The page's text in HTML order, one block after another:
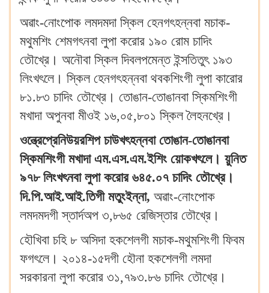
অৱাং-নোংপোক লমদমদা স্কিল হেনগৎহন্নবা মচাক-
মথুমশিং শেমগৎনবা লুপা করোর ১৯০ রোম চাদিং
তৌখ্রে। অনৌবা স্কিল দিবলপমেন্ত ইন্সতিতুৎ ১৯৩
লিংখৎলে। স্কিল হেনগৎহন্নবা থবকশিংগী লুপা কারোর
৮১.৮৩ চাদিং তৌখ্রে। তোঙান-তোঙানবা স্কিমশিংগী
মখাদা অপুনবা মীওই ১৬,০৫,৮০১ স্কিল লৈহনখ্রে।
ওন্ত্রেপ্রেনিউয়রশিপ চাউখৎহন্নবা তোঙান-তোঙানবা
স্কিমশিংগী মখাদা এম.এস.এম.ইশিং য়োকখৎলে। য়ুনিত
৯৭৮ লিংখৎনবা লুপা করোর ৬৪৫.০৭ চাদিং তৌখ্রে।
দি.পি.আই.আই.তিগী মতুংইন্না, অৱাং-নোংপোক
লমদমদগী স্তার্দঅপ ৩,৮৬৫ রেজিস্তার তৌখ্রে।
হৌখিবা চহি ৮ অসিদা হকশেলগী মচাক-মথুমশিংগী ফিবম
ফগৎলে। ২০১৪-১৫দগী হৌনা হকশেলগী লমদা
সরকারনা লুপা করোর ৩১,৭৯৩.৮৬ চাদিং তৌখ্রে।